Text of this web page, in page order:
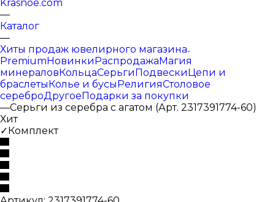
Krasnoe.com
—
Каталог
—
Хиты продаж ювелирного магазина
PremiumНовинкиРаспродажаМагия
минераловКольцаСерьгиПодвескиЦепи и
браслетыКолье и бусыРелигияСтоловое
сереброДругоеПодарки за покупки
—Серьги из серебра с агатом (Арт. 2317391774-60)
Хит
✓Комплект